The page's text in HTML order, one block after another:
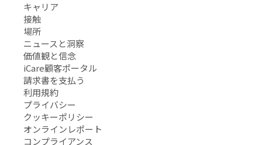
キャリア
接触
場所
ニュースと洞察
価値観と信念
iCare顧客ポータル
請求書を支払う
利用規約
プライバシー
クッキーポリシー
オンラインレポート
コンプライアンス